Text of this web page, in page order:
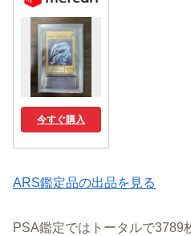
今すぐ購入
ARS鑑定品の出品を見る
PSA鑑定ではトータルで3789